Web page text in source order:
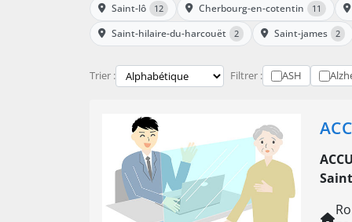
Saint-lô 12 Cherbourg-en-cotentin 11
Saint-hilaire-du-harcouët 2 Saint-james 2
Trier : Filtrer : ASH